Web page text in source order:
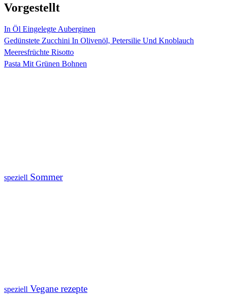
Vorgestellt
In Öl Eingelegte Auberginen
Gedünstete Zucchini In Olivenöl, Petersilie Und Knoblauch
Meeresfrüchte Risotto
Pasta Mit Grünen Bohnen
speziell Sommer
speziell Vegane rezepte